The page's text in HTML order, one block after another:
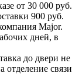
от 30 000 руб.
900 руб.
Major.
дней, в
до двери не
отделение связи